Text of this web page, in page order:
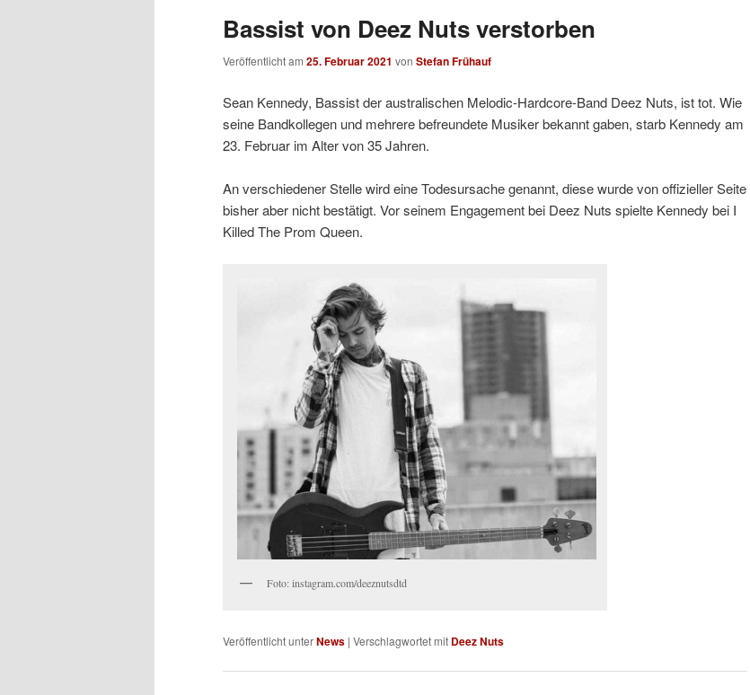
Bassist von Deez Nuts verstorben
Veröffentlicht am 25. Februar 2021 von Stefan Frühauf
Sean Kennedy, Bassist der australischen Melodic-Hardcore-Band Deez Nuts, ist tot. Wie
seine Bandkollegen und mehrere befreundete Musiker bekannt gaben, starb Kennedy am
23. Februar im Alter von 35 Jahren.
An verschiedener Stelle wird eine Todesursache genannt, diese wurde von offizieller Seite
bisher aber nicht bestätigt. Vor seinem Engagement bei Deez Nuts spielte Kennedy bei I
Killed The Prom Queen.
Foto: instagram.com/deeznutsdtd
Veröffentlicht unterNews | Verschlagwortet mit Deez Nuts